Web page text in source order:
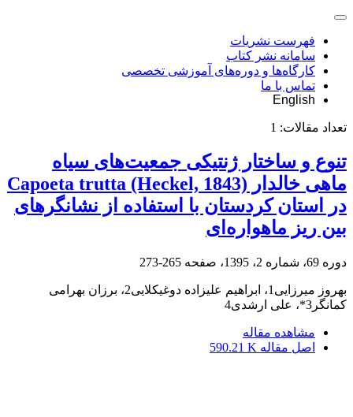
فهرست نشریات
سامانه نشر کتاب
کارگاه‌ها و دوره‌های آموزشی تخصصی
تماس با ما
English
تعداد مقالات: 1
تنوع و ساختار ژنتیکی جمعیت‌های سیاه
ماهی خالدار Capoeta trutta (Heckel, 1843)
در استان کردستان با استفاده از نشانگرهای
بین ریز ماهواره‌ای
دوره 69، شماره 2، 1395، صفحه 265-273
بهروز میرزایی1، ابراهیم علیزاده دوغیکلایی2، برزان بهرامی
کمانگر3*، علی ارشدی4
مشاهده مقاله
اصل مقاله 590.21 K